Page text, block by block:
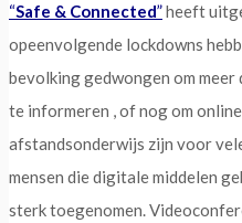
“Safe & Connected”heeft
opeenvolgende lockdowns
bevolking gedwongen om
te informeren , of nog om
afstandsonderwijs zijn voor
mensen die digitale middelen
sterk toegenomen.